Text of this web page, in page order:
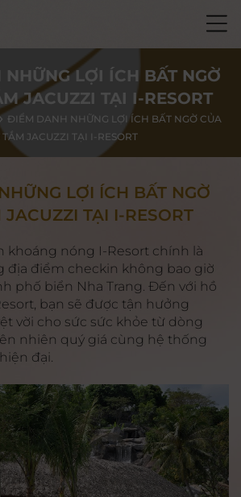
LỢI ÍCH BẤT NGỜ
JACUZZI TẠI I-RESORT
ĐIỂM DANH NHỮNG LỢI ÍCH BẤT NGỜ CỦA
TẮM JACUZZI TẠI I-RESORT
LỢI ÍCH BẤT NGỜ
TẠI I-RESORT
khoáng nóng I-Resort chính là
địa điểm checkin không bao giờ
phố biển Nha Trang. Đến với hồ
bạn sẽ được tận hưởng
vời cho sức sức khỏe từ dòng
nhiên quý giá cùng hệ thống
đại.